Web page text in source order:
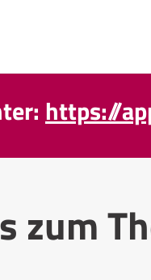
https://
zum